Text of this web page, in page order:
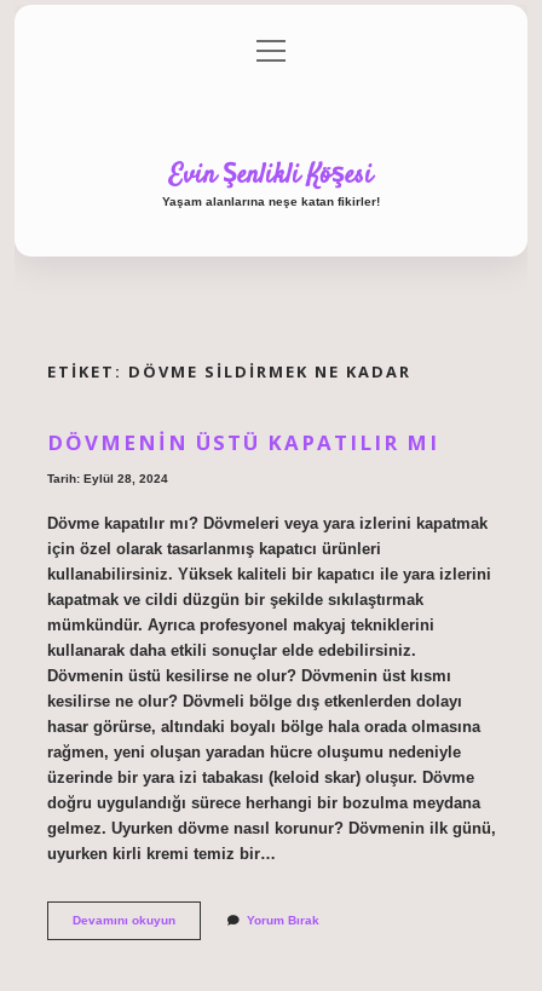
Gizlilik Politikası
menüyü
aç
Evin Şenlikli Köşesi
Yaşam alanlarına neşe katan fikirler!
ETIKET: DÖVME SILDIRMEK NE KADAR
DÖVMENIN ÜSTÜ KAPATILIR MI
Tarih: Eylül 28, 2024
Dövme kapatılır mı? Dövmeleri veya yara izlerini kapatmak
için özel olarak tasarlanmış kapatıcı ürünleri
kullanabilirsiniz. Yüksek kaliteli bir kapatıcı ile yara izlerini
kapatmak ve cildi düzgün bir şekilde sıkılaştırmak
mümkündür. Ayrıca profesyonel makyaj tekniklerini
kullanarak daha etkili sonuçlar elde edebilirsiniz.
Dövmenin üstü kesilirse ne olur? Dövmenin üst kısmı
kesilirse ne olur? Dövmeli bölge dış etkenlerden dolayı
hasar görürse, altındaki boyalı bölge hala orada olmasına
rağmen, yeni oluşan yaradan hücre oluşumu nedeniyle
üzerinde bir yara izi tabakası (keloid skar) oluşur. Dövme
doğru uygulandığı sürece herhangi bir bozulma meydana
gelmez. Uyurken dövme nasıl korunur? Dövmenin ilk günü,
uyurken kirli kremi temiz bir…
Devamını okuyunDövmenin
Yorum Bırak